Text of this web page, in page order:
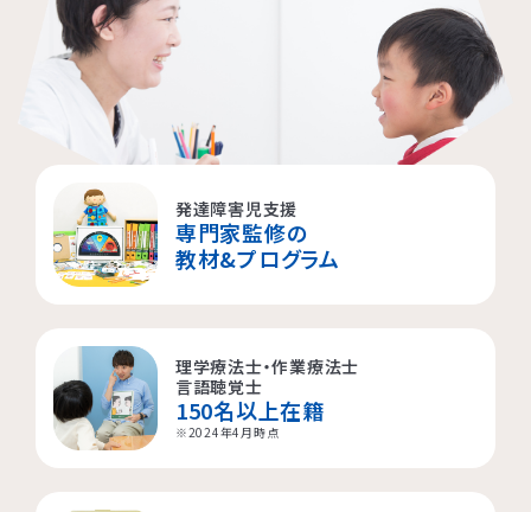
発達障害児支援
専門家監修の
教材&プログラム
理学療法士・作業療法士
言語聴覚士
150名以上在籍
※2024年4月時点
杉並区
大田区
荒川区
横浜市都筑区
横浜市旭区
横浜市青葉区
大阪市都島区